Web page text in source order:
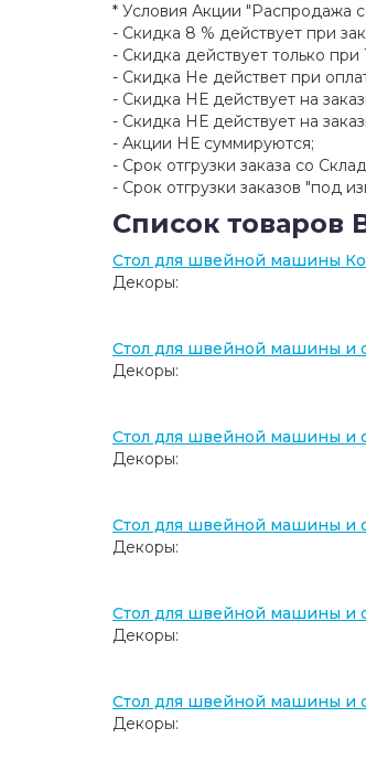
* Условия Акции "Распродажа
- Скидка 8 % действует при
- Скидка действует только
- Скидка Не действет при
- Скидка НЕ действует на
- Скидка НЕ действует на
- Акции НЕ суммируются;
- Срок отгрузки заказа со
- Срок отгрузки заказов "под
Список
Стол для швейной машины
Декоры:
Стол для швейной машины и
Декоры:
Стол для швейной машины и
Декоры:
Стол для швейной машины и
Декоры:
Стол для швейной машины и
Декоры:
Стол для швейной машины и
Декоры: